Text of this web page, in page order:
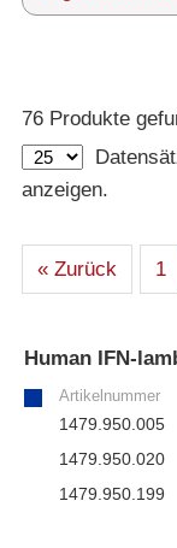
Login
English
Proteine
– Alle Proteine
– Human
– Cell culture
Athens
– Alle Athens
– Proteine
– Antikörper
76 Produkte
anzeigen.
« Zurück 1
Human IFN-
Artikelnummer
1479.950.005
1479.950.020
1479.950.199